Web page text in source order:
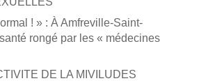
! » : À Amfreville-Saint-
rongé par les « médecines
DE LA MIVILUDES